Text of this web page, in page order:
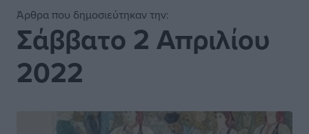
Άρθρα που δημοσιεύτηκαν την:
Σάββατο 2 Απριλίου
2022